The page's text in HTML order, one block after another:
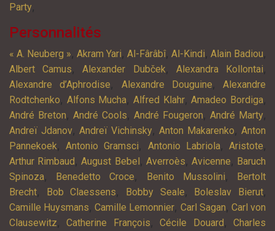
Party,
Personnalités
« A. Neuberg », Akram Yari, Al-Fârâbî, Al-Kindi, Alain Badiou,
Albert Camus,Alexander Dubček, Alexandra Kollontai,
Alexandre d’Aphrodise, Alexandre Douguine, Alexandre
Rodtchenko, Alfons Mucha,Alfred Klahr,Amadeo Bordiga,
André Breton, André Cools, André Fougeron, André Marty,
Andreï Jdanov, Andreï Vichinsky, Anton Makarenko, Anton
Pannekoek,Antonio Gramsci, Antonio Labriola,Aristote,
Arthur Rimbaud ,August Bebel , Averroès, Avicenne, Baruch
Spinoza, Benedetto Croce, Benito Mussolini,
Bertolt
Brecht, Bob Claessens, Bobby Seale, Boleslav Bierut,
Camille Huysmans,Camille Lemonnier, Carl Sagan, Carl von
Clausewitz,Catherine François,Cécile Douard ,Charles